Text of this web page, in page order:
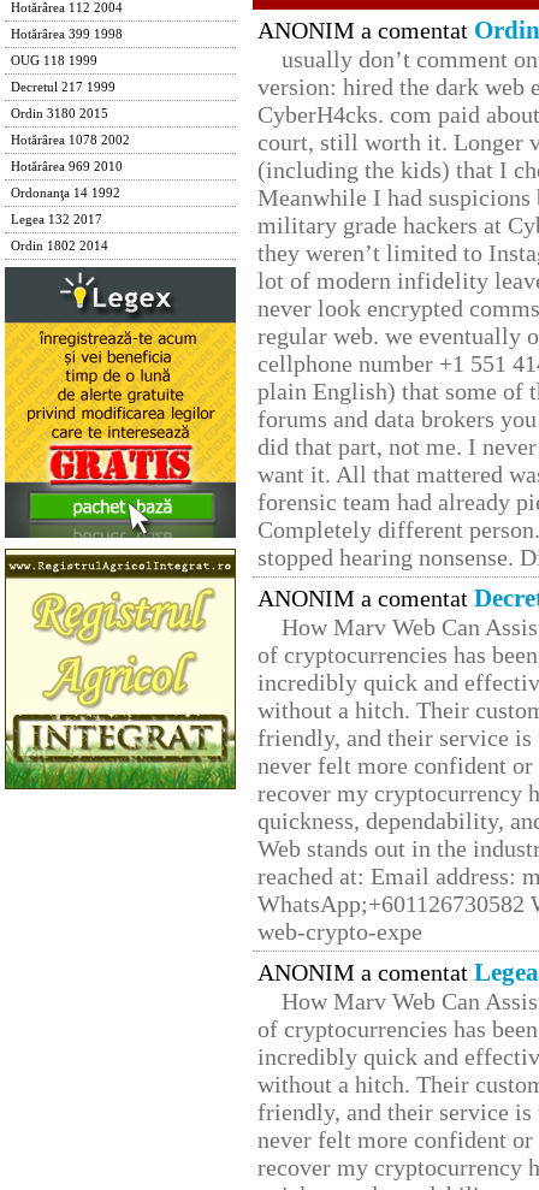
Hotărârea 112 2004
Hotărârea 399 1998
OUG 118 1999
Decretul 217 1999
Ordin 3180 2015
Hotărârea 1078 2002
Hotărârea 969 2010
Ordonanţa 14 1992
Legea 132 2017
Ordin 1802 2014
ANONIM a comentat
usually don’t comment
version: hired the dark web
CyberH4cks. com paid
court, still worth it. Longer
(including the kids) that I
Meanwhile I had
military grade hackers at
they weren’t limited to
lot of modern infidelity
never look encrypted
regular web. we eventually
cellphone number +1 551
plain English) that some of
forums and data brokers
did that part, not me. I
want it. All that mattered
forensic team had already
Completely different
stopped hearing nonsense.
ANONIM a comentat
How Marv Web Can
of cryptocurrencies has
incredibly quick and
without a hitch. Their
friendly, and their service
never felt more confident
recover my cryptocurrency
quickness, dependability,
Web stands out in the
reached at: Email address:
web-crypto-expe
ANONIM a comentat
How Marv Web Can
of cryptocurrencies has
incredibly quick and
without a hitch. Their
friendly, and their service
never felt more confident
recover my cryptocurrency